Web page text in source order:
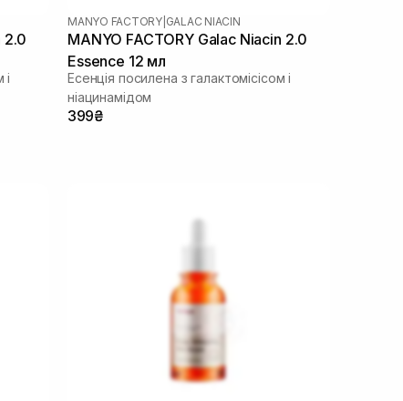
2.0
і
MANYO FACTORY| GALAC NIACIN
MANYO FACTORY Galac Niacin 2.0
Essence 12 мл
Есенція посилена з галактомісісом і
ніацинамідом
399₴